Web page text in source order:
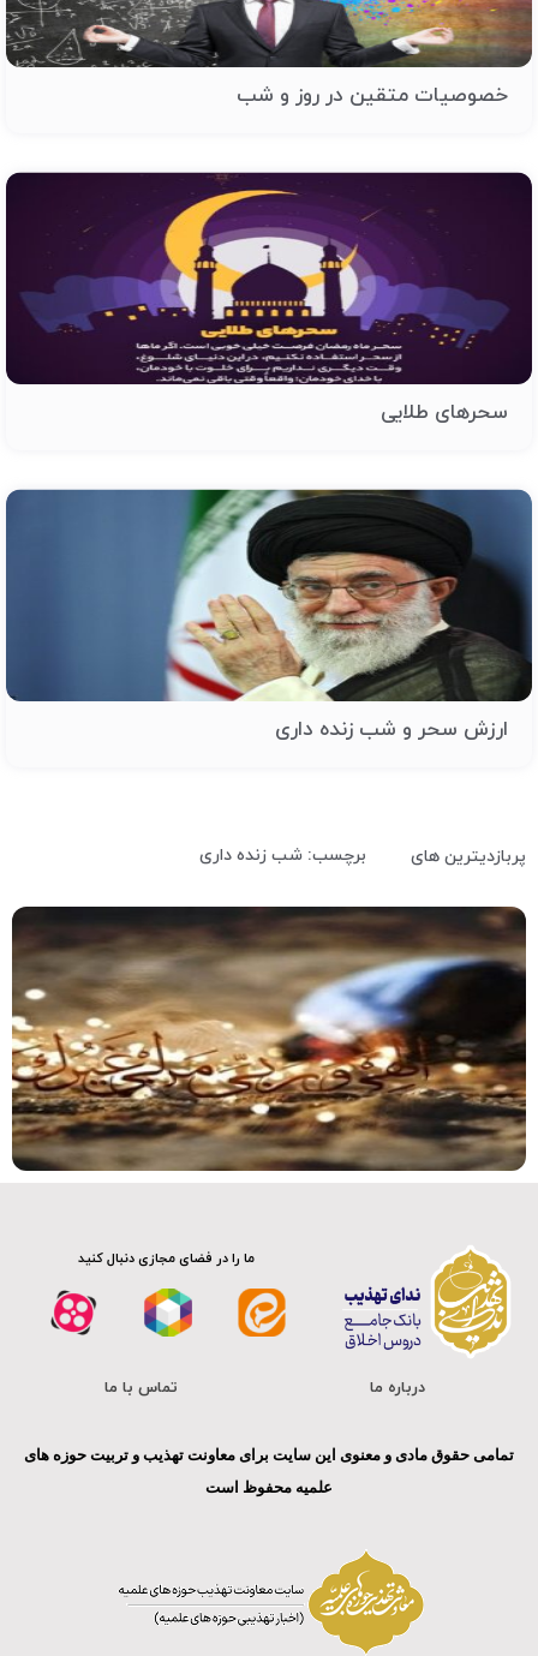
خصوصیات متقین در روز و شب
سحرهای طلایی
ارزش سحر و شب زنده داری
پربازدیترین های برچسب: شب زنده داری
صوت
ما را در فضای مجازی دنبال کنید
درباره ما تماس با ما
تمامی حقوق مادی و معنوی این سایت برای معاونت تهذیب و تربیت حوزه های
علمیه محفوظ است